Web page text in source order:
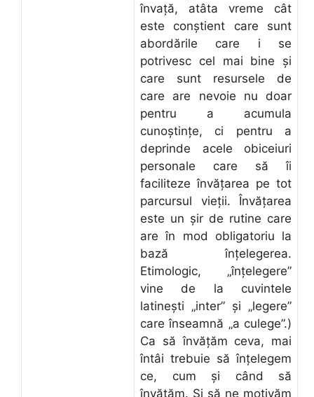
învață, atâta vreme cât
este conștient care sunt
abordările care i se
potrivesc cel mai bine și
care sunt resursele de
care are nevoie nu doar
pentru a acumula
cunoștințe, ci pentru a
deprinde acele obiceiuri
personale care să îi
faciliteze învățarea pe tot
parcursul vieții. Învățarea
este un șir de rutine care
are în mod obligatoriu la
bază înțelegerea.
Etimologic, „înțelegere”
vine de la cuvintele
latinești „inter” și „legere”
care înseamnă „a culege”.)
Ca să învățăm ceva, mai
întâi trebuie să înțelegem
ce, cum și când să
învățăm. Și să ne motivăm